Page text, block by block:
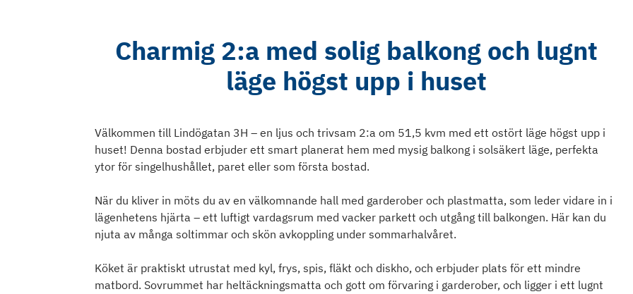
Charmig 2:a med solig balkong och lugnt
läge högst upp i huset
Välkommen till Lindögatan 3H – en ljus och trivsam 2:a om 51,5 kvm med ett ostört läge högst upp i
huset! Denna bostad erbjuder ett smart planerat hem med mysig balkong i solsäkert läge, perfekta
ytor för singelhushållet, paret eller som första bostad.
När du kliver in möts du av en välkomnande hall med garderober och plastmatta, som leder vidare in i
lägenhetens hjärta – ett luftigt vardagsrum med vacker parkett och utgång till balkongen. Här kan du
njuta av många soltimmar och skön avkoppling under sommarhalvåret.
Köket är praktiskt utrustat med kyl, frys, spis, fläkt och diskho, och erbjuder plats för ett mindre
matbord. Sovrummet har heltäckningsmatta och gott om förvaring i garderober, och ligger i ett lugnt